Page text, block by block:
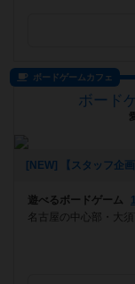
ボードゲームカフェ
ボード
遊べるボードゲーム
名古屋の中心部・大